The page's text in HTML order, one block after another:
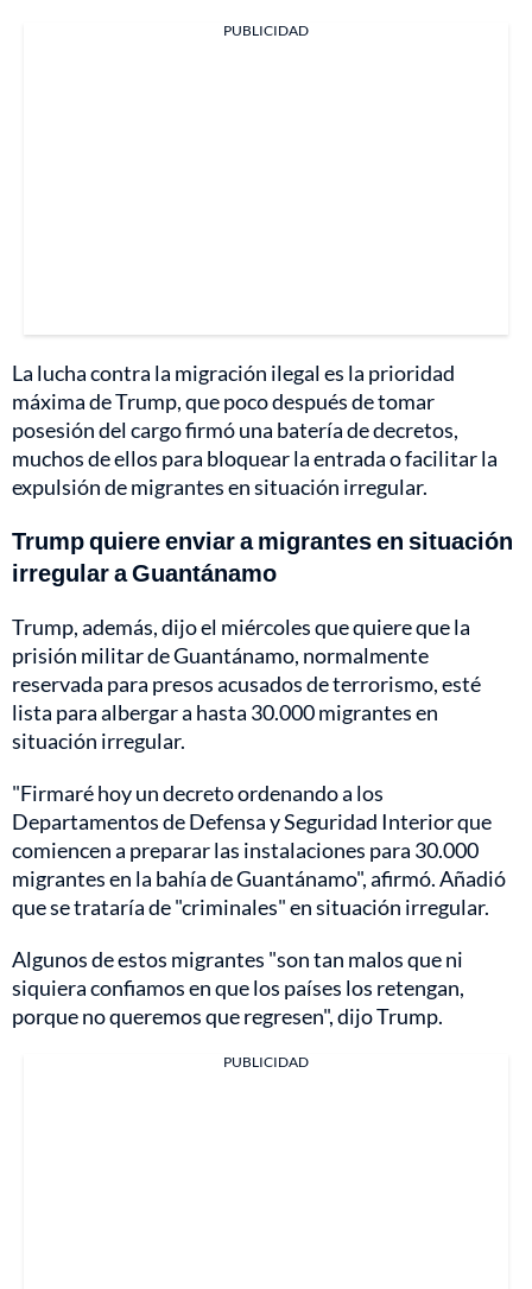
PUBLICIDAD
La lucha contra la migración ilegal es la prioridad
máxima de Trump, que poco después de tomar
posesión del cargo firmó una batería de decretos,
muchos de ellos para bloquear la entrada o facilitar la
expulsión de migrantes en situación irregular.
Trump quiere enviar a migrantes en situación
irregular a Guantánamo
Trump, además, dijo el miércoles que quiere que la
prisión militar de Guantánamo, normalmente
reservada para presos acusados de terrorismo, esté
lista para albergar a hasta 30.000 migrantes en
situación irregular.
"Firmaré hoy un decreto ordenando a los
Departamentos de Defensa y Seguridad Interior que
comiencen a preparar las instalaciones para 30.000
migrantes en la bahía de Guantánamo", afirmó. Añadió
que se trataría de "criminales" en situación irregular.
Algunos de estos migrantes "son tan malos que ni
siquiera confiamos en que los países los retengan,
porque no queremos que regresen", dijo Trump.
PUBLICIDAD